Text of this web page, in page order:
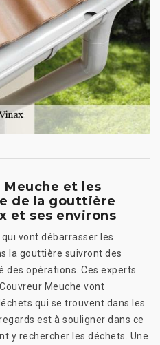
Meuche et les
de la gouttière
et ses environs
vont débarrasser les
la gouttière suivront des
des opérations. Ces experts
Meuche vont
qui se trouvent dans les
est à souligner dans ce
y rechercher les déchets. Une